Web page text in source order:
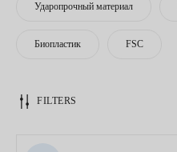
Ударопрочный материал
Биопластик FSC
FILTERS